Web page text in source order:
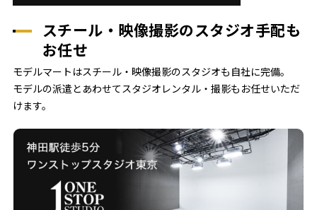
スチール・映像撮影のスタジオ手配も
お任せ
モデルマートはスチール・映像撮影のスタジオも自社に完備。
モデルの派遣とあわせてスタジオレンタル・撮影もお任せいただ
けます。